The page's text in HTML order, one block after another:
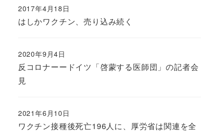
はしかワクチン、売り込み続く
2017年4月18日
反コロナーードイツ「啓蒙する医師団」の記者会
見
2020年9月4日
ワクチン接種後死亡196人に、厚労省は関連を全
2021年6月10日